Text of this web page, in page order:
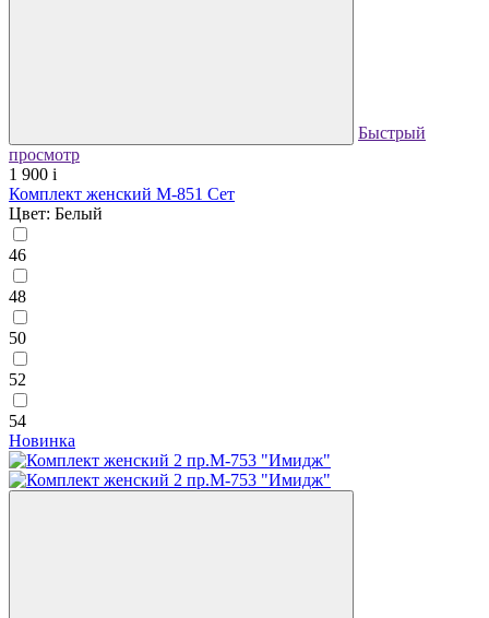
Быстрый
просмотр
1 900 i
Комплект женский М-851 Сет
Цвет: Белый
46
48
50
52
54
Новинка